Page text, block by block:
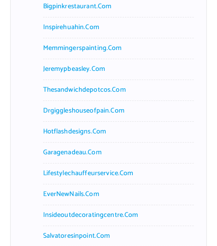
Bigpinkrestaurant.com
Inspirehuahin.com
Memmingerspainting.com
Jeremypbeasley.com
Thesandwichdepotcos.com
Drgiggleshouseofpain.com
Hotflashdesigns.com
Garagenadeau.com
Lifestylechauffeurservice.com
EverNewNails.com
Insideoutdecoratingcentre.com
Salvatoresinpoint.com